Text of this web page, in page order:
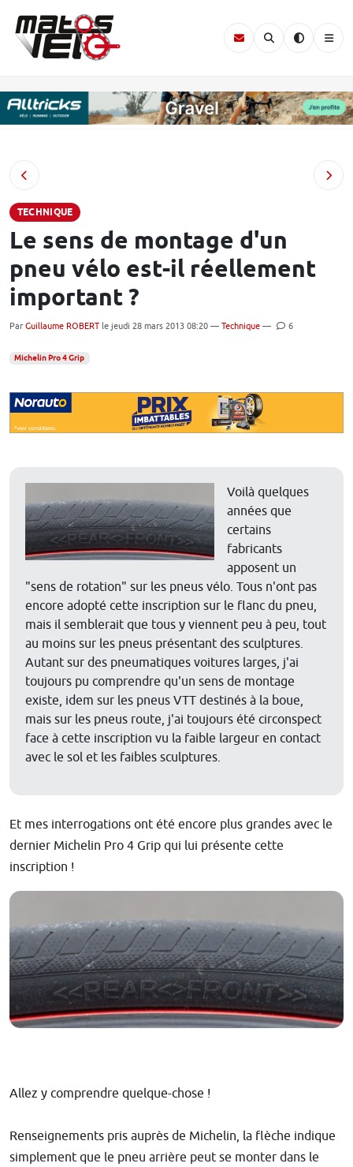
TECHNIQUE
Le sens de montage d'un
pneu vélo est-il réellement
important ?
Par Guillaume ROBERT le jeudi 28 mars 2013 08:20 — Technique — 6
Michelin Pro 4 Grip
Voilà quelques
années que
certains
fabricants
apposent un
"sens de rotation" sur les pneus vélo. Tous n'ont pas
encore adopté cette inscription sur le flanc du pneu,
mais il semblerait que tous y viennent peu à peu, tout
au moins sur les pneus présentant des sculptures.
Autant sur des pneumatiques voitures larges, j'ai
toujours pu comprendre qu'un sens de montage
existe, idem sur les pneus VTT destinés à la boue,
mais sur les pneus route, j'ai toujours été circonspect
face à cette inscription vu la faible largeur en contact
avec le sol et les faibles sculptures.
Et mes interrogations ont été encore plus grandes avec le
dernier Michelin Pro 4 Grip qui lui présente cette
inscription !
Allez y comprendre quelque-chose !
Renseignements pris auprès de Michelin, la flèche indique
simplement que le pneu arrière peut se monter dans le